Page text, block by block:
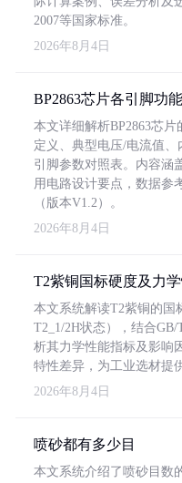
2007等国家标准。
2026年8月4日
BP2863芯片各引脚功能
本文详细解析BP2863芯
定义、典型电压/电流值
引脚参数对照表。内容涵
用电路设计要点，数据参
（版本V1.2）。
2026年8月4日
T2紫铜国标硬度及力
本文系统解读T2紫铜的国
T2_1/2H状态），结合
析其力学性能指标及影响
特性差异，为工业选材提
2026年8月4日
喷砂都有多少目
本文系统介绍了喷砂目数